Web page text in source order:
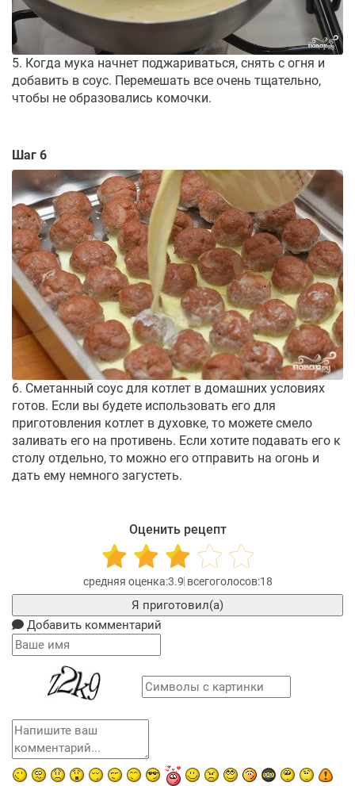
5. Когда мука начнет поджариваться, снять с огня и
добавить в соус. Перемешать все очень тщательно,
чтобы не образовались комочки.
Шаг 6
6. Сметанный соус для котлет в домашних условиях
готов. Если вы будете использовать его для
приготовления котлет в духовке, то можете смело
заливать его на противень. Если хотите подавать его к
столу отдельно, то можно его отправить на огонь и
дать ему немного загустеть.
Оценить рецепт
3.9 18
Я приготовил(а)
Добавить комментарий